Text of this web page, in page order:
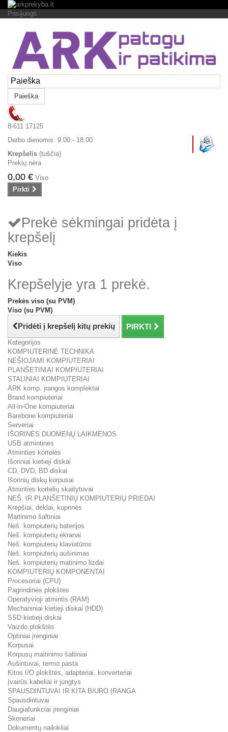
Prisijungti
Paieška
8-611 17125
Darbo dienomis: 9.00 - 18.00
Krepšelis (tuščia)
Prekių nėra
0,00 € Viso
Pirkti
Prekė sėkmingai pridėta į
krepšelį
Kiekis
Viso
Krepšelyje yra 1 prekė.
Prekės viso (su PVM)
Viso (su PVM)
Pridėti į krepšelį kitų prekių PIRKTI
Kategorijos
KOMPIUTERINĖ TECHNIKA
NEŠIOJAMI KOMPIUTERIAI
PLANŠETINIAI KOMPIUTERIAI
STALINIAI KOMPIUTERIAI
ARK komp. įrangos komplektai
Brand kompiuteriai
All-in-One kompiuteriai
Barebone kompiuteriai
Serveriai
IŠORINĖS DUOMENŲ LAIKMENOS
USB atmintinės
Atminties kortelės
Išoriniai kietieji diskai
CD, DVD, BD diskai
Išorinių diskų korpusai
Atminties kortelių skaitytuvai
NEŠ. IR PLANŠETINIŲ KOMPIUTERIŲ PRIEDAI
Krepšiai, dėklai, kuprinės
Maitinimo šaltiniai
Neš. kompiuterių baterijos
Neš. kompiuterių ekranai
Neš. kompiuterių klaviatūros
Neš. kompiuterių aušinimas
Neš. kompiuterių matinimo lizdai
KOMPIUTERIŲ KOMPONENTAI
Procesoriai (CPU)
Pagrindinės plokštės
Operatyvioji atmintis (RAM)
Mechaniniai kietieji diskai (HDD)
SSD kietieji diskai
Vaizdo plokštės
Optiniai įrenginiai
Korpusai
Korpusų maitinimo šaltiniai
Aušintuvai, termo pasta
Kitos I/O plokštės, adapteriai, konverteriai
Įvairūs kabeliai ir jungtys
SPAUSDINTUVAI IR KITA BIURO ĮRANGA
Spausdintuvai
Daugiafunkciai įrenginiai
Skeneriai
Dokumentų naikikliai